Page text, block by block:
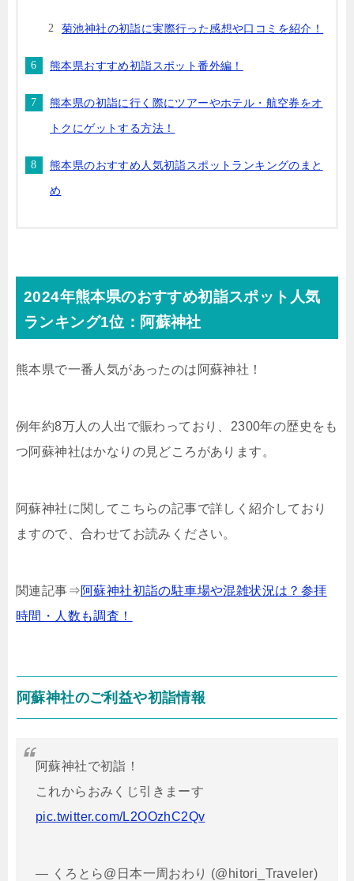
菊池神社の初詣に実際行った感想や口コミを紹介！
熊本県おすすめ初詣スポット番外編！
熊本県の初詣に行く際にツアーやホテル・航空券をオ
トクにゲットする方法！
熊本県のおすすめ人気初詣スポットランキングのまと
め
2024年熊本県のおすすめ初詣スポット人気
ランキング1位：阿蘇神社
熊本県で一番人気があったのは阿蘇神社！
例年約8万人の人出で賑わっており、2300年の歴史をも
つ阿蘇神社はかなりの見どころがあります。
阿蘇神社に関してこちらの記事で詳しく紹介しており
ますので、合わせてお読みください。
関連記事⇒阿蘇神社初詣の駐車場や混雑状況は？参拝
時間・人数も調査！
阿蘇神社のご利益や初詣情報
阿蘇神社で初詣！
これからおみくじ引きまーす
pic.twitter.com/L2OOzhC2Qv
— くろとら@日本一周おわり (@hitori_Traveler)